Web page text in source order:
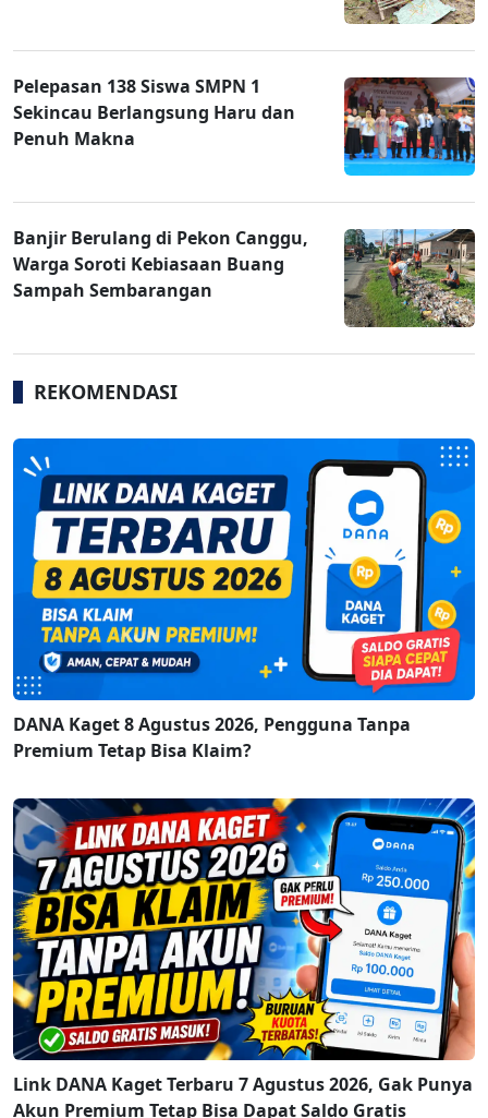
Pelepasan 138 Siswa SMPN 1
Sekincau Berlangsung Haru dan
Penuh Makna
Banjir Berulang di Pekon Canggu,
Warga Soroti Kebiasaan Buang
Sampah Sembarangan
REKOMENDASI
DANA Kaget 8 Agustus 2026, Pengguna Tanpa
Premium Tetap Bisa Klaim?
Link DANA Kaget Terbaru 7 Agustus 2026, Gak Punya
Akun Premium Tetap Bisa Dapat Saldo Gratis